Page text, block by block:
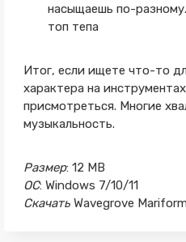
насыщаешь по-
топ тепа
Итог, если ищете что-то
характера на
присмотреться. Многие
музыкальность.
Размер: 12 MB
ОС: Windows 7/10/11
Скачать Wavegrove